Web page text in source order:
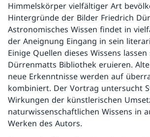
Himmelskörper vielfältiger Art
Hintergründe der Bilder Friedrich
Astronomisches Wissen findet in
der Aneignung Eingang in sein
Einige Quellen dieses Wissens lassen
Dürrenmatts Bibliothek eruieren.
neue Erkenntnisse werden auf
kombiniert. Der Vortrag untersucht
Wirkungen der künstlerischen
naturwissenschaftlichen Wissens in
Werken des Autors.